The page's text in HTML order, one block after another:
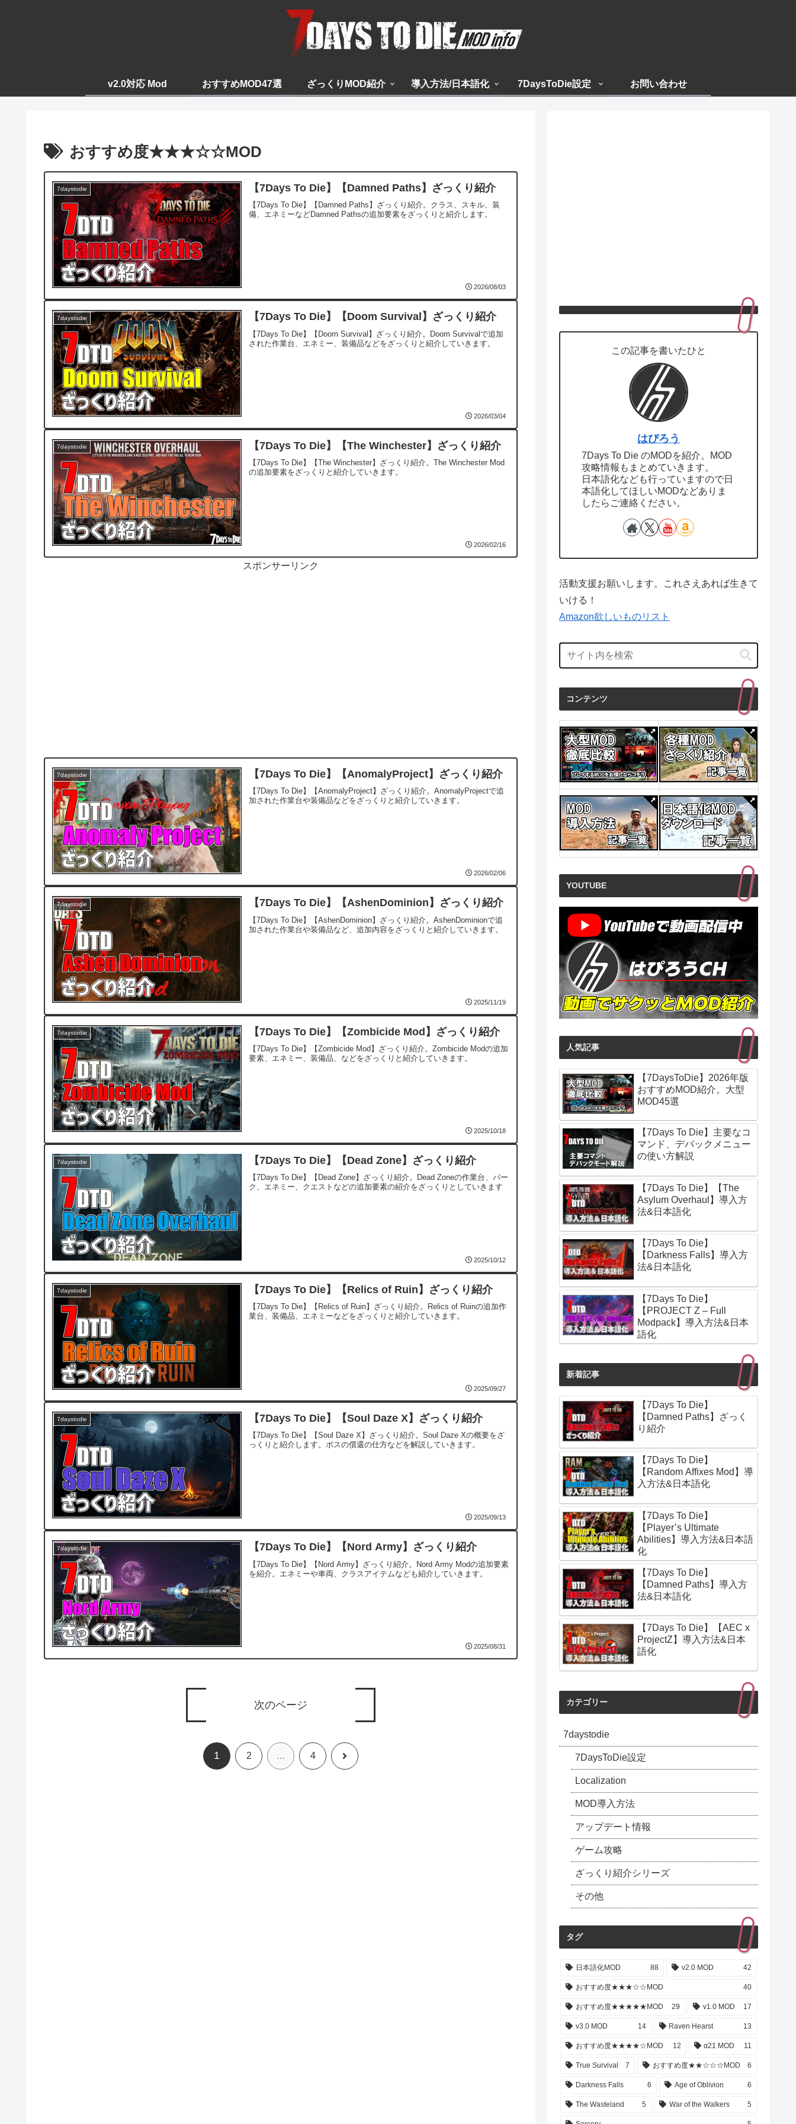
v2.0対応 Mod おすすめMOD47選 ざっくりMOD紹介 導入方法/日本語化 7DaysToDie設定 お問い合わせ
おすすめ度★★★☆☆MOD
7daystodie 【7Days To Die】【Damned Paths】ざっくり紹介
【7Days To Die】【Damned Paths】ざっくり紹介。クラス、スキル、装
備、エネミーなどDamned Pathsの追加要素をざっくりと紹介します。
2026/08/03
7daystodie 【7Days To Die】【Doom Survival】ざっくり紹介
【7Days To Die】【Doom Survival】ざっくり紹介。Doom Survivalで追加
された作業台、エネミー、装備品などをざっくりと紹介していきます。
2026/03/04
7daystodie 【7Days To Die】【The Winchester】ざっくり紹介
【7Days To Die】【The Winchester】ざっくり紹介。The Winchester Mod
の追加要素をざっくりと紹介していきます。
2026/02/16
スポンサーリンク
7daystodie 【7Days To Die】【AnomalyProject】ざっくり紹介
【7Days To Die】【AnomalyProject】ざっくり紹介。AnomalyProjectで追
加された作業台や装備品などをざっくりと紹介していきます。
2026/02/06
7daystodie 【7Days To Die】【AshenDominion】ざっくり紹介
【7Days To Die】【AshenDominion】ざっくり紹介。AshenDominionで追
加された作業台や装備品など、追加内容をざっくりと紹介していきます。
2025/11/19
7daystodie 【7Days To Die】【Zombicide Mod】ざっくり紹介
【7Days To Die】【Zombicide Mod】ざっくり紹介。Zombicide Modの追加
要素、エネミー、装備品、などをざっくりと紹介していきます。
2025/10/18
7daystodie 【7Days To Die】【Dead Zone】ざっくり紹介
【7Days To Die】【Dead Zone】ざっくり紹介。Dead Zoneの作業台、パー
ク、エネミー、クエストなどの追加要素の紹介をざっくりとしていきます
2025/10/12
7daystodie 【7Days To Die】【Relics of Ruin】ざっくり紹介
【7Days To Die】【Relics of Ruin】ざっくり紹介。Relics of Ruinの追加作
業台、装備品、エネミーなどをざっくりと紹介していきます。
2025/09/27
7daystodie 【7Days To Die】【Soul Daze X】ざっくり紹介
【7Days To Die】【Soul Daze X】ざっくり紹介。Soul Daze Xの概要をざ
っくりと紹介します。ボスの償還の仕方などを解説していきます。
2025/09/13
7daystodie 【7Days To Die】【Nord Army】ざっくり紹介
【7Days To Die】【Nord Army】ざっくり紹介。Nord Army Modの追加要素
を紹介。エネミーや車両、クラスアイテムなども紹介していきます。
2025/08/31
次のページ
1 2 … 4 次
この記事を書いたひと
はぴろう
7Days To Die のMODを紹介。MOD
攻略情報もまとめていきます。
日本語化なども行っていますので日
本語化してほしいMODなどありま
したらご連絡ください。
活動支援お願いします。これさえあれば生きて
いける！
Amazon欲しいものリスト
コンテンツ
YOUTUBE
人気記事
【7DaysToDie】2026年版
おすすめMOD紹介。大型
MOD45選
【7Days To Die】主要なコ
マンド、デバックメニュー
の使い方解説
【7Days To Die】【The
Asylum Overhaul】導入方
法&日本語化
【7Days To Die】
【Darkness Falls】導入方
法&日本語化
【7Days To Die】
【PROJECT Z – Full
Modpack】導入方法&日本
語化
新着記事
【7Days To Die】
【Damned Paths】ざっく
り紹介
【7Days To Die】
【Random Affixes Mod】導
入方法&日本語化
【7Days To Die】
【Player’s Ultimate
Abilities】導入方法&日本語
化
【7Days To Die】
【Damned Paths】導入方
法&日本語化
【7Days To Die】【AEC x
ProjectZ】導入方法&日本
語化
カテゴリー
7daystodie
7DaysToDie設定
Localization
MOD導入方法
アップデート情報
ゲーム攻略
ざっくり紹介シリーズ
その他
タグ
日本語化MOD 88 v2.0 MOD 42
おすすめ度★★★☆☆MOD 40
おすすめ度★★★★★MOD 29 v1.0 MOD 17
v3.0 MOD 14 Raven Hearst 13
おすすめ度★★★★☆MOD 12 α21 MOD 11
True Survival 7 おすすめ度★★☆☆☆MOD 6
Darkness Falls 6 Age of Oblivion 6
The Wasteland 5 War of the Walkers 5